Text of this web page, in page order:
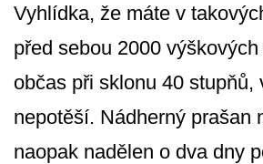
Vyhlídka, že máte v
před sebou 2000
občas při sklonu 40 stupňů,
nepotěší. Nádherný prašan
naopak nadělen o dva dny